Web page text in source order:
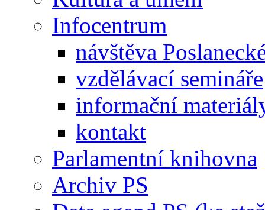
Infocentrum
návštěva
vzdělávací semináře
informační
kontakt
Parlamentní knihovna
Archiv PS